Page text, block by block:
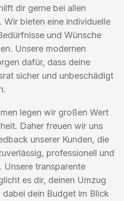
dir gerne bei allen
Wir bieten eine individuelle
und Wünsche
Unsere modernen
dafür, dass deine
sicher und unbeschädigt
legen wir großen Wert
Daher freuen wir uns
unserer Kunden, die
professionell und
Unsere transparente
es dir, deinen Umzug
dein Budget im Blick